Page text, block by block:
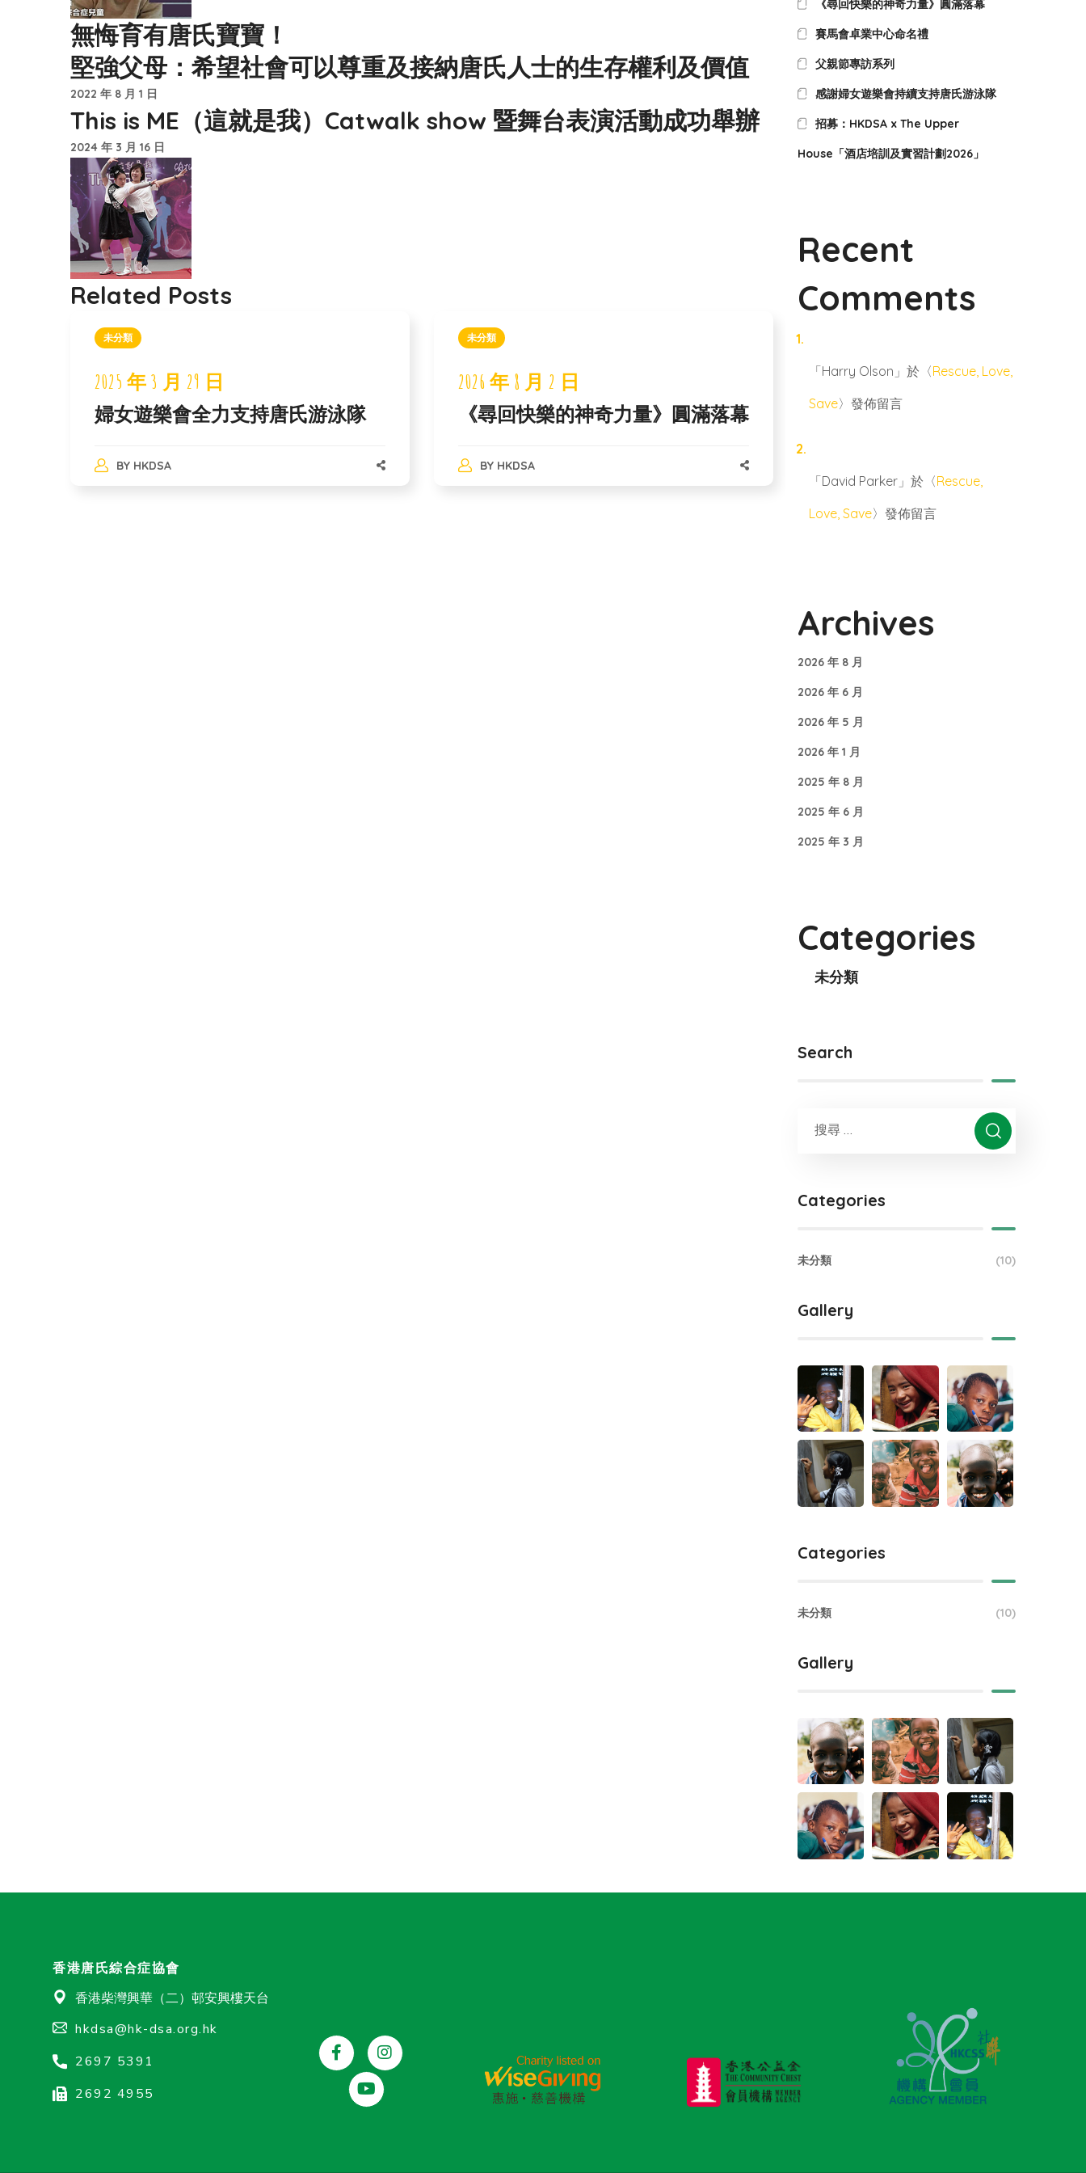
無悔育有唐氏寶寶！
堅強父母：希望社會可以尊重及接納唐氏人士的生存權利及價值
2022 年 8 月 1 日
This is ME（這就是我）Catwalk show 暨舞台表演活動成功舉辦
2024 年 3 月 16 日
Related Posts
未分類
2025 年 3 月 29 日
婦女遊樂會全力支持唐氏游泳隊
BY HKDSA
未分類
2026 年 8 月 2 日
《尋回快樂的神奇力量》圓滿落幕
BY HKDSA
《尋回快樂的神奇力量》圓滿落幕
賽馬會卓業中心命名禮
父親節專訪系列
感謝婦女遊樂會持續支持唐氏游泳隊
招募：HKDSA x The Upper
House「酒店培訓及實習計劃2026」
Recent
Comments
「Harry Olson 」於〈Rescue, Love,
Save〉發佈留言
「David Parker 」於〈Rescue,
Love, Save〉發佈留言
Archives
2026 年 8 月
2026 年 6 月
2026 年 5 月
2026 年 1 月
2025 年 8 月
2025 年 6 月
2025 年 3 月
Categories
未分類
Search
Categories
未分類 (10)
Gallery
Categories
未分類 (10)
Gallery
香港唐氏綜合症協會
香港柴灣興華（二）邨安興樓天台
hkdsa@hk-dsa.org.hk
2697 5391
2692 4955